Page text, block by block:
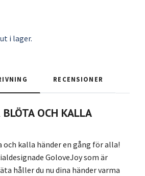
i lager.
RECENSIONER
OCH KALLA
kalla händer en gång för alla!
GoloveJoy som är
håller du nu dina händer varma